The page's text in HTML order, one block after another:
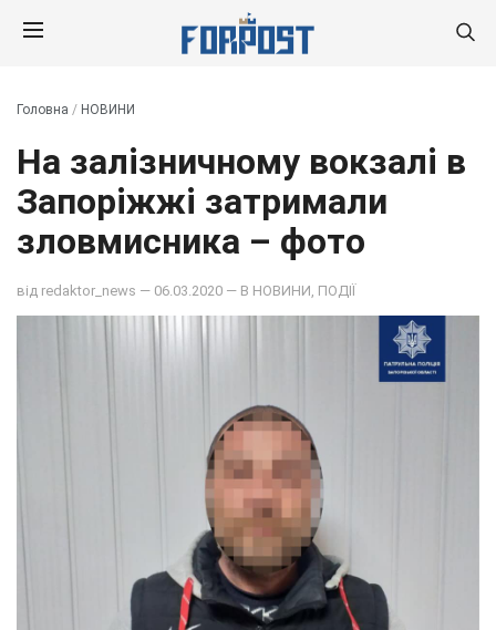
Головна / НОВИНИ
На залізничному вокзалі в
Запоріжжі затримали
зловмисника – фото
від redaktor_news — 06.03.2020 — В НОВИНИ ПОДІЇ